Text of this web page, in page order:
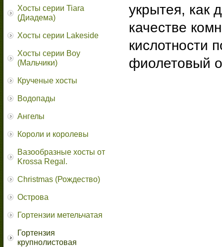
Хосты серии Tiara
(Диадема)
Хосты серии Lakeside
Хосты серии Boy
(Мальчики)
Крученые хосты
Водопады
Ангелы
Короли и королевы
Вазообразные хосты от
Krossa Regal.
Christmas (Рождество)
Острова
Гортензии метельчатая
Гортензия
крупнолистовая
укрытея, как
качестве
кислотности
фиолетовый